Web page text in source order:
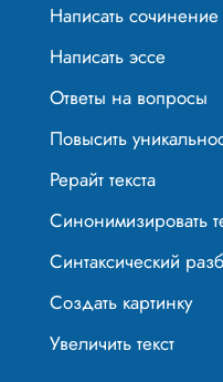
Написать сочинение
Написать эссе
Ответы на вопросы
Повысить
Рерайт текста
Синонимизировать
Синтаксический
Создать картинку
Увеличить текст